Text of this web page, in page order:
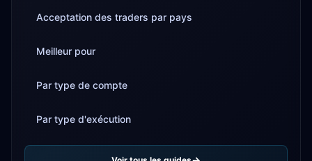
Acceptation des traders par pays
Meilleur pour
Par type de compte
Par type d'exécution